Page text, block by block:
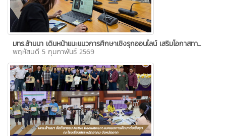
มทร.ล้านนา เดินหน้าแนะแนวการศึกษาเชิงรุกออนไลน์ เสริมโอกาสทา...
พฤหัสบดี 5 กุมภาพันธ์ 2569